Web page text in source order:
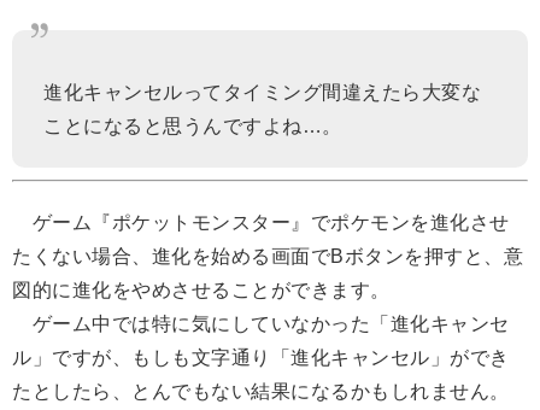
進化キャンセルってタイミング間違えたら大変な
ことになると思うんですよね…。
ゲーム『ポケットモンスター』でポケモンを進化させ
たくない場合、進化を始める画面でBボタンを押すと、意
図的に進化をやめさせることができます。
ゲーム中では特に気にしていなかった「進化キャンセ
ル」ですが、もしも文字通り「進化キャンセル」ができ
たとしたら、とんでもない結果になるかもしれません。